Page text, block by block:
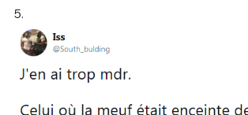
5.